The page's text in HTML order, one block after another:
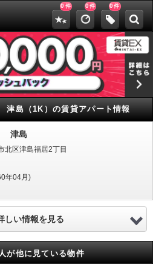
0 件 0件 0件
津島（1K）の賃貸アパート情報
津島
北区津島福居2丁目
年04月)
しい情報を見る
が他に見ている物件